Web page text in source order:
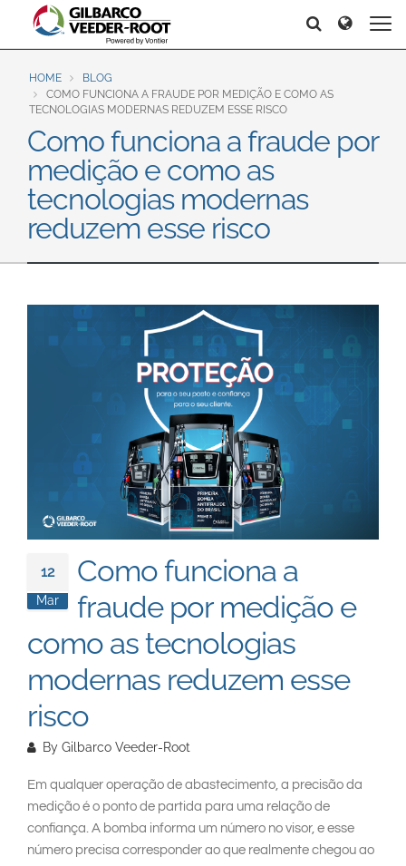
North America
United States
Canada
Español English
Brazil
Português
Mexico
Español
Europe & CIS
English
Dansk
Français
Magyar
Norsk
Română
Pусский
Middle East and Africa
India
Asia Pacific
Australia
South East Asia
Search
Search Search
HOME
BLOG
COMO FUNCIONA A FRAUDE POR MEDIÇÃO E COMO AS
TECNOLOGIAS MODERNAS REDUZEM ESSE RISCO
Como funciona a fraude por
medição e como as
tecnologias modernas
reduzem esse risco
12
Mar
Como funciona a
fraude por medição e
como as tecnologias
modernas reduzem esse
risco
By Gilbarco Veeder-Root
Em qualquer operação de abastecimento, a precisão da
medição é o ponto de partida para uma relação de
confiança. A bomba informa um número no visor, e esse
número precisa corresponder ao que realmente chegou ao